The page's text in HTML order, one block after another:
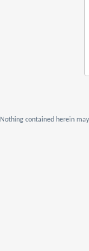
Nothing contained herein